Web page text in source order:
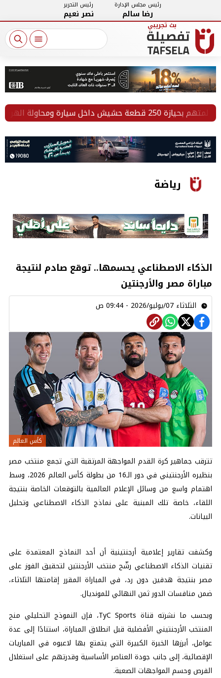
رئيس مجلس الإدارة
رضا سالم
رئيس التحرير
نصر نعيم
رياضة
الذكاء الاصطناعي يحسمها.. توقع صادم لنتيجة
مباراة مصر والأرجنتين
الثلاثاء 07/يوليو/2026 - 09:44 ص
كأس العالم
تترقب جماهير كرة القدم المواجهة المرتقبة التي تجمع منتخب مصر
بنظيره الأرجنتيني في دور الـ16 من بطولة كأس العالم 2026، وسط
اهتمام واسع من وسائل الإعلام العالمية بالتوقعات الخاصة بنتيجة
اللقاء، خاصة تلك المبنية على نماذج الذكاء الاصطناعي وتحليل
البيانات.
وكشفت تقارير إعلامية أرجنتينية أن أحد النماذج المعتمدة على
تقنيات الذكاء الاصطناعي رشّح منتخب الأرجنتين لتحقيق الفوز على
مصر بنتيجة هدفين دون رد، في المباراة المقرر إقامتها الثلاثاء،
ضمن منافسات الدور ثمن النهائي للمونديال.
وبحسب ما نشرته قناة TyC Sports، فإن النموذج التحليلي منح
المنتخب الأرجنتيني الأفضلية قبل انطلاق المباراة، استنادًا إلى عدة
عوامل، أبرزها الخبرة الكبيرة التي يتمتع بها لاعبوه في المباريات
الإقصائية، إلى جانب جودة العناصر الأساسية وقدرتهم على استغلال
الفرص وحسم المواجهات الصعبة.